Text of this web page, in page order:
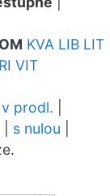
KVA LIB LIT
VIT
prodl.
s nulou